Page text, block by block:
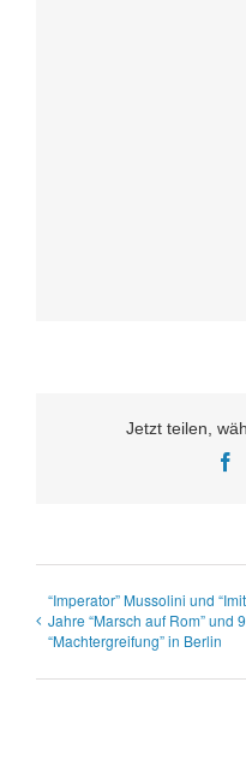
Jetzt teilen,
“Imperator” Mussolini und
Jahre “Marsch auf Rom” und
“Machtergreifung” in Berlin